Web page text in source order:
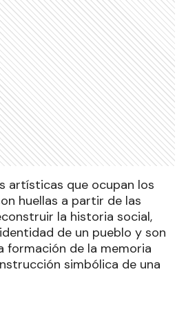
artísticas que ocupan los
huellas a partir de las
la historia social,
de un pueblo y son
formación de la memoria
simbólica de una